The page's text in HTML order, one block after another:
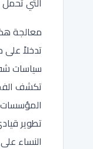
معالجة
تدخلاً على
سياسات
تكشف
المؤسسات
تطوير
النساء